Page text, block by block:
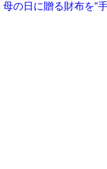
の日に贈る財布を